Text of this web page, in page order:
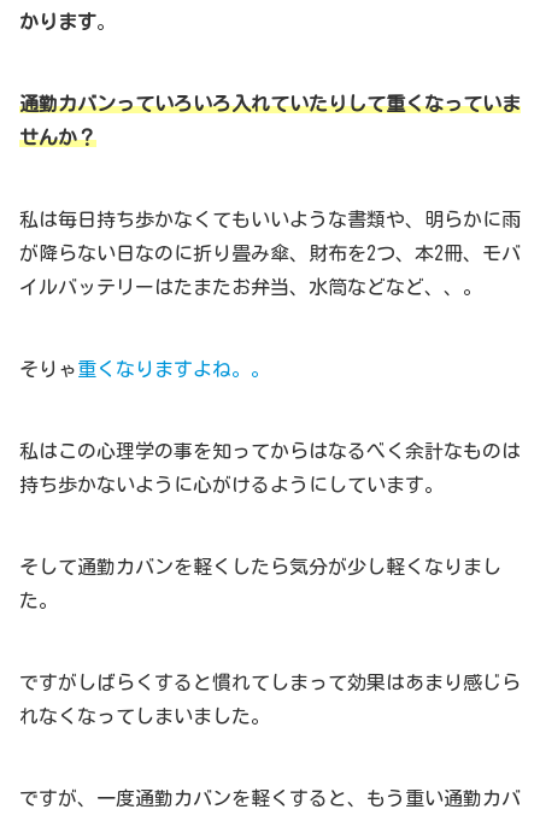
かります。
通勤カバンっていろいろ入れていたりして重くなっていま
せんか？
私は毎日持ち歩かなくてもいいような書類や、明らかに雨
が降らない日なのに折り畳み傘、財布を2つ、本2冊、モバ
イルバッテリーはたまたお弁当、水筒などなど、、。
そりゃ重くなりますよね。。
私はこの心理学の事を知ってからはなるべく余計なものは
持ち歩かないように心がけるようにしています。
そして通勤カバンを軽くしたら気分が少し軽くなりまし
た。
ですがしばらくすると慣れてしまって効果はあまり感じら
れなくなってしまいました。
ですが、一度通勤カバンを軽くすると、もう重い通勤カバ